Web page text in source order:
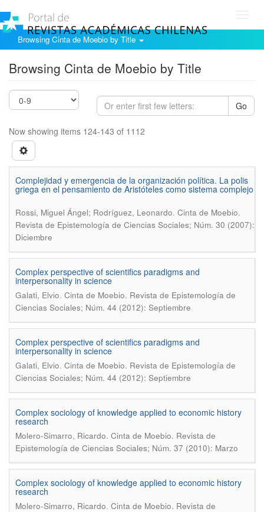
Browsing Cinta de Moebio by Title
Browsing Cinta de Moebio by Title
Go
Now showing items 124-143 of 1112
Complejidad y emergencia de la organización política. La polis
griega en el pensamiento de Aristóteles como sistema complejo
Rossi, Miguel Ángel; Rodríguez, Leonardo. Cinta de Moebio.
Revista de Epistemología de Ciencias Sociales; Núm. 30 (2007):
Diciembre
Complex perspective of scientifics paradigms and
interpersonality in science
Galati, Elvio. Cinta de Moebio. Revista de Epistemología de
Ciencias Sociales; Núm. 44 (2012): Septiembre
Complex perspective of scientifics paradigms and
interpersonality in science
Galati, Elvio. Cinta de Moebio. Revista de Epistemología de
Ciencias Sociales; Núm. 44 (2012): Septiembre
Complex sociology of knowledge applied to economic history
research
Molero-Simarro, Ricardo. Cinta de Moebio. Revista de
Epistemología de Ciencias Sociales; Núm. 37 (2010): Marzo
Complex sociology of knowledge applied to economic history
research
Molero-Simarro, Ricardo. Cinta de Moebio. Revista de